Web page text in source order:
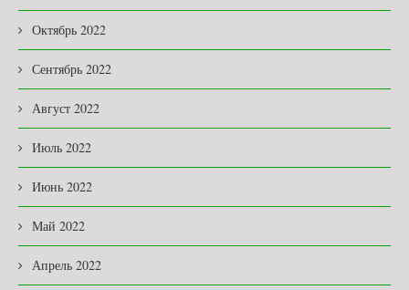
Октябрь 2022
Сентябрь 2022
Август 2022
Июль 2022
Июнь 2022
Май 2022
Апрель 2022